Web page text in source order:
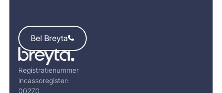
Bel Breyta
Bel Breyta
Footer
Registratienummer
incassoregister:
00270